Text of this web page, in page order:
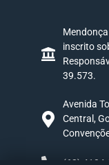
inscrito
39.573.
Avenida
Central,
(62)